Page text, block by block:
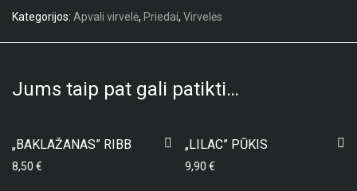
Kategorijos: Apvali virvelė, Priedai, Virvelės
Jums taip pat gali patikti…
„BAKLAŽANAS” RIBB
8,50 €
„LILAC” PŪKIS
9,90 €